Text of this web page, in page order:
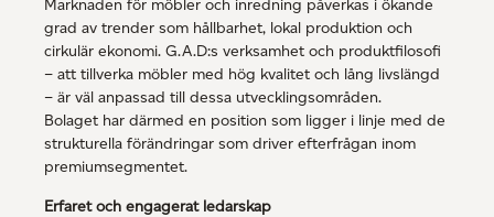
Marknaden för möbler och inredning påverkas i ökande
grad av trender som hållbarhet, lokal produktion och
cirkulär ekonomi. G.A.D:s verksamhet och produktfilosofi
– att tillverka möbler med hög kvalitet och lång livslängd
– är väl anpassad till dessa utvecklingsområden.
Bolaget har därmed en position som ligger i linje med de
strukturella förändringar som driver efterfrågan inom
premiumsegmentet.
Erfaret och engagerat ledarskap